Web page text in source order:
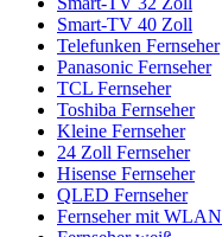
Smart-TV 40 Zoll
Telefunken Fernseher
Panasonic Fernseher
TCL Fernseher
Toshiba Fernseher
Kleine Fernseher
24 Zoll Fernseher
Hisense Fernseher
QLED Fernseher
Fernseher mit WLAN